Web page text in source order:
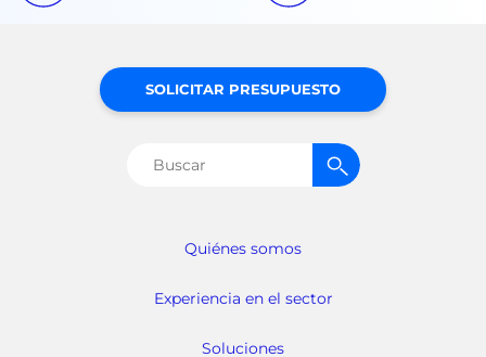
Quiénes somos
Experiencia en el sector
Soluciones
SOLICITAR PRESUPUESTO
Buscar: